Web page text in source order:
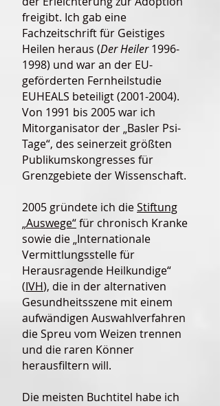
freigibt. Ich gab eine
Fachzeitschrift für Geistiges
Heilen heraus (Der Heiler 1996-
1998) und war an der EU-
geförderten Fernheilstudie
EUHEALS beteiligt(2001-2004).
Von 1991 bis 2005 war ich
Mitorganisator der „Basler Psi-
Tage“, des seinerzeit größten
Publikumskongresses für
Grenzgebiete der Wissenschaft.
2005 gründete ich dieStiftung
„Auswege“für chronisch Kranke
sowie die „Internationale
Vermittlungsstelle für
Herausragende Heilkundige“
(IVH), die in der alternativen
Gesundheitsszene mit einem
aufwändigen Auswahlverfahren
die Spreu vom Weizen trennen
und die raren Könner
herausfiltern will.
Die meisten Buchtitel habe ich